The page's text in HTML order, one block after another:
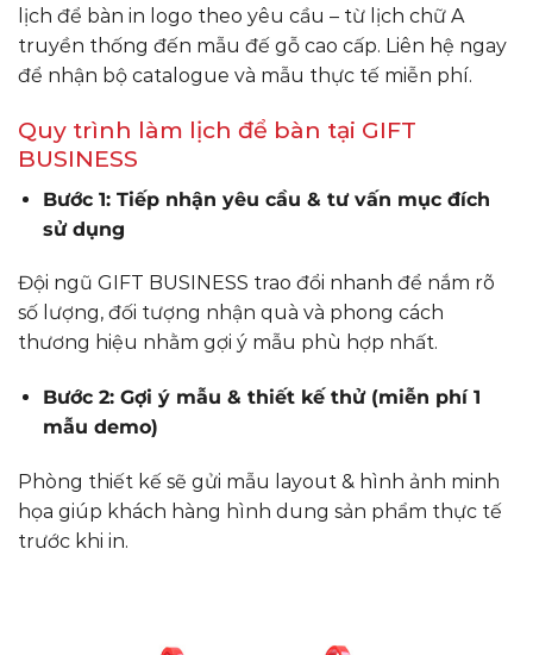
lịch để bàn in logo theo yêu cầu – từ lịch chữ A
truyền thống đến mẫu đế gỗ cao cấp. Liên hệ ngay
để nhận bộ catalogue và mẫu thực tế miễn phí.
Quy trình làm lịch để bàn tại GIFT
BUSINESS
Bước 1: Tiếp nhận yêu cầu & tư vấn mục đích
sử dụng
Đội ngũ GIFT BUSINESS trao đổi nhanh để nắm rõ
số lượng, đối tượng nhận quà và phong cách
thương hiệu nhằm gợi ý mẫu phù hợp nhất.
Bước 2: Gợi ý mẫu & thiết kế thử (miễn phí 1
mẫu demo)
Phòng thiết kế sẽ gửi mẫu layout & hình ảnh minh
họa giúp khách hàng hình dung sản phẩm thực tế
trước khi in.